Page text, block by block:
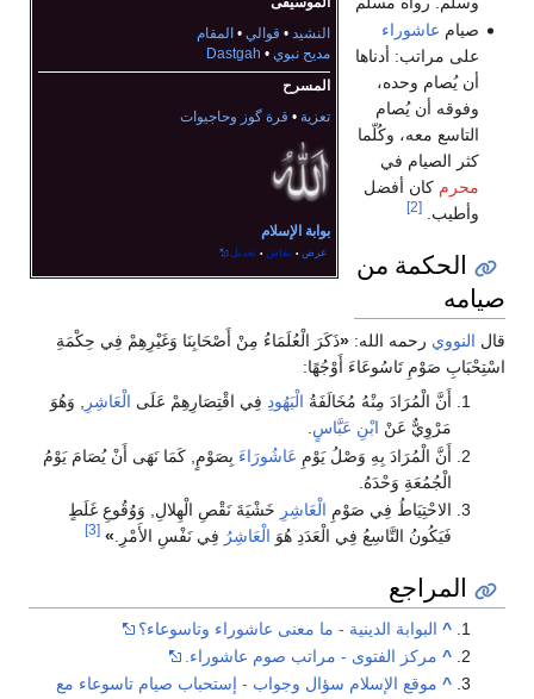
النشيد•قوالي• المقام
مديح نبوي•
Dastgah
المسرح
•قرة گوز وحاجيوات
بوابة الإسلام
نقاش تعديل
صيامعاشوراء
على مراتب: أدناها
أن يُصام وحده،
وفوقه أن يُصام
التاسع معه، وكُلّما
كثر الصيام في
محرمكان أفضل
وأطيب.
الحكمة من
النوويرحمه الله:«ذَكَرَ الْعُلَمَاءُ مِنْ أَصْحَابِنَا وَغَيْرِهِمْ فِي حِكْمَةِ
صَوْمِ تَاسُوعَاءَ أَوْجُهًا:
أَنَّ الْمُرَادَ مِنْهُ مُخَالَفَةُالْيَهُودِفِي اقْتِصَارِهِمْ عَلَىالْعَاشِرِ, وَهُوَ
مَرْوِيٌّ عَنْ ابْنِ عَبَّاسٍ.
أَنَّ الْمُرَادَ بِهِ وَصْلُ يَوْمِ عَاشُورَاءَبِصَوْمٍ, كَمَا نَهَى أَنْ يُصَامَ يَوْمُ
الْجُمُعَةِ وَحْدَهُ.
الاحْتِيَاطُ فِي صَوْمِالْعَاشِرِخَشْيَةَ نَقْصِ الْهِلالِ, وَوُقُوعِ غَلَطٍ
فَيَكُونُ التَّاسِعُ فِي الْعَدَدِ هُوَالْعَاشِرُفِي نَفْسِ الأَمْرِ.»
[3]
المراجع
البوابة الدينية - ما معنى عاشوراء وتاسوعاء؟
مركز الفتوى - مراتب صوم عاشوراء.
موقع الإسلام سؤال وجواب - إستحباب صيام تاسوعاء مع